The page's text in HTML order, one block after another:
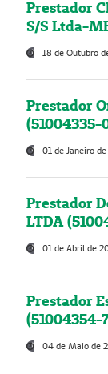
Prestador
S/S Ltda-
18 de Outubro
Prestador
(51004335-
01 de Janeiro
Prestador
LTDA
01 de Abril de
Prestador
(51004354-
04 de Maio de